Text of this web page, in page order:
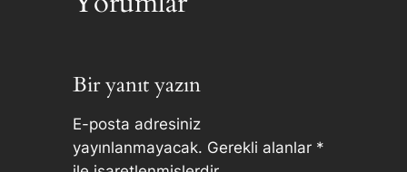
Bir yanıt yazın
E-posta adresiniz
yayınlanmayacak. Gerekli alanlar *